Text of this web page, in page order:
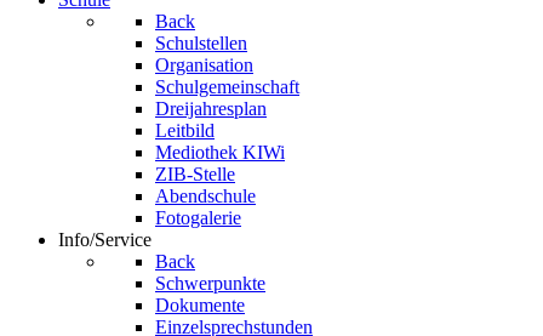
Back
Schulstellen
Organisation
Schulgemeinschaft
Dreijahresplan
Leitbild
Mediothek KIWi
ZIB-Stelle
Abendschule
Fotogalerie
Info/Service
Back
Schwerpunkte
Dokumente
Einzelsprechstunden